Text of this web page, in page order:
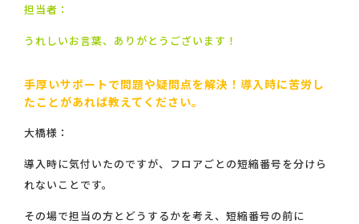
担当者：
うれしいお言葉、ありがとうございます！
手厚いサポートで問題や疑問点を解決！導入時に苦労し
たことがあれば教えてください。
大橋様：
導入時に気付いたのですが、フロアごとの短縮番号を分けら
れないことです。
その場で担当の方とどうするかを考え、短縮番号の前に